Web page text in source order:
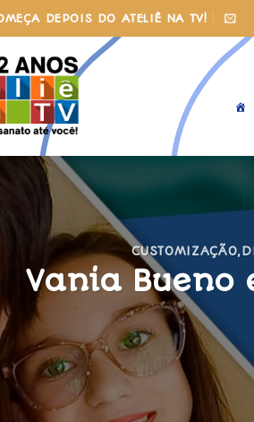
DEPOIS DO ATELIÊ NA TV!
CUSTOMIZAÇÃO,
Vania Bueno